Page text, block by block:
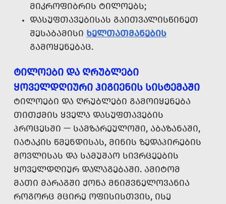
ᲛᲘᲙᲠᲝᲤᲘᲑᲠᲘᲡ ᲢᲘᲚᲝᲔᲑᲡ;
ᲓᲐᲡᲣᲤᲗᲐᲕᲔᲑᲘᲡᲐᲡ ᲒᲐᲘᲗᲕᲐᲚᲘᲡᲬᲘᲜᲔᲗ
ᲨᲔᲡᲐᲑᲐᲛᲘᲡᲘ ᲮᲔᲚᲗᲐᲗᲛᲐᲜᲔᲑᲘᲡ
ᲒᲐᲛᲝᲧᲔᲜᲔᲑᲐᲪ.
ᲢᲘᲚᲝᲔᲑᲘ ᲓᲐ ᲦᲠᲣᲑᲚᲔᲑᲘ
ᲧᲝᲕᲔᲚᲓᲦᲘᲣᲠᲘ ᲰᲘᲒᲘᲔᲜᲘᲡ ᲡᲘᲡᲢᲔᲛᲐᲨᲘ
ᲢᲘᲚᲝᲔᲑᲘ ᲓᲐ ᲦᲠᲣᲑᲚᲔᲑᲘ ᲒᲐᲛᲝᲘᲧᲔᲜᲔᲑᲐ
ᲗᲘᲗᲥᲛᲘᲡ ᲧᲕᲔᲚᲐ ᲓᲐᲡᲣᲤᲗᲐᲕᲔᲑᲘᲡ
ᲞᲠᲝᲪᲔᲡᲨᲘ — ᲡᲐᲛᲖᲐᲠᲔᲣᲚᲝᲨᲘ, ᲐᲑᲐᲖᲐᲜᲐᲨᲘ,
ᲘᲐᲢᲐᲙᲘᲡ ᲬᲛᲔᲜᲓᲘᲡᲐᲡ, ᲛᲘᲜᲘᲡ ᲖᲔᲓᲐᲞᲘᲠᲔᲑᲘᲡ
ᲛᲝᲕᲚᲘᲡᲐᲡ ᲓᲐ ᲡᲐᲛᲣᲨᲐᲝ ᲡᲘᲕᲠᲪᲔᲔᲑᲘᲡ
ᲧᲝᲕᲔᲚᲓᲦᲘᲣᲠ ᲓᲐᲚᲐᲒᲔᲑᲐᲨᲘ. ᲐᲛᲘᲢᲝᲛ
ᲛᲐᲗᲘ ᲛᲐᲠᲐᲒᲨᲘ ᲥᲝᲜᲐ ᲛᲜᲘᲨᲕᲜᲔᲚᲝᲕᲐᲜᲘᲐ
ᲠᲝᲒᲝᲠᲪ ᲛᲪᲘᲠᲔ ᲝᲤᲘᲡᲘᲡᲗᲕᲘᲡ, ᲘᲡᲔ